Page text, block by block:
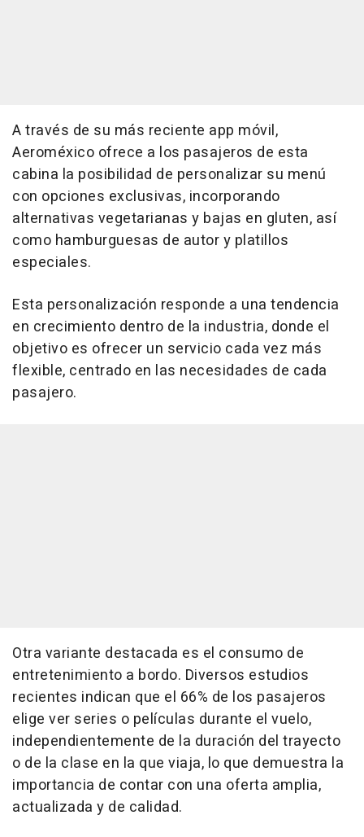
A través de su más reciente app móvil,
Aeroméxico ofrece a los pasajeros de esta
cabina la posibilidad de personalizar su menú
con opciones exclusivas, incorporando
alternativas vegetarianas y bajas en gluten, así
como hamburguesas de autor y platillos
especiales.
Esta personalización responde a una tendencia
en crecimiento dentro de la industria, donde el
objetivo es ofrecer un servicio cada vez más
flexible, centrado en las necesidades de cada
pasajero.
Otra variante destacada es el consumo de
entretenimiento a bordo. Diversos estudios
recientes indican que el 66% de los pasajeros
elige ver series o películas durante el vuelo,
independientemente de la duración del trayecto
o de la clase en la que viaja, lo que demuestra la
importancia de contar con una oferta amplia,
actualizada y de calidad.